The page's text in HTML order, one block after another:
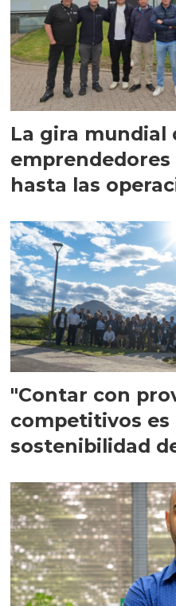
La gira mundial
hasta las
"Contar con
competitivos es
sostenibilidad